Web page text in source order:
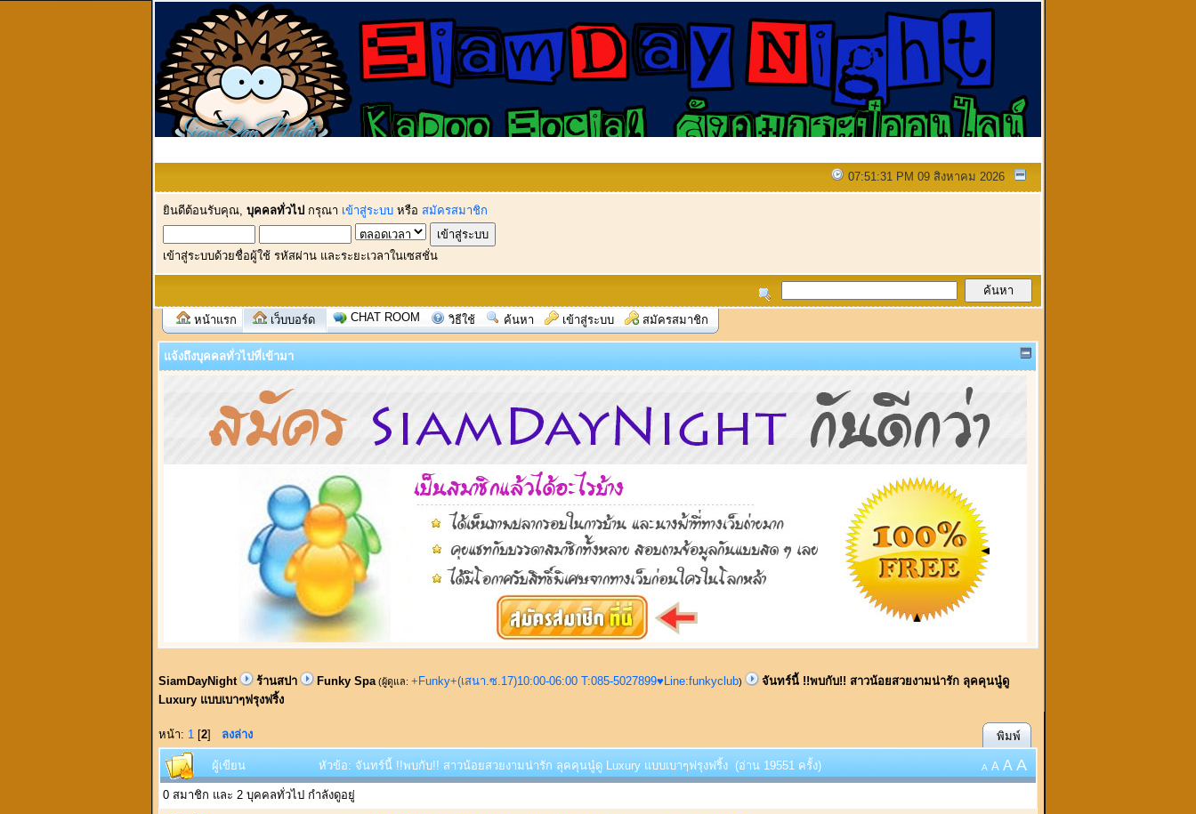
07:51:31 PM 09 สิงหาคม 2026
ยินดีต้อนรับคุณ, บุคคลทั่วไป กรุณา เข้าสู่ระบบ หรือ สมัครสมาชิก
เข้าสู่ระบบด้วยชื่อผู้ใช้ รหัสผ่าน และระยะเวลาในเซสชั่น
หน้าแรก เว็บบอร์ด CHAT ROOM วิธีใช้ ค้นหา เข้าสู่ระบบ สมัครสมาชิก
แจ้งถึงบุคคลทั่วไปที่เข้ามา
SiamDayNight ร้านสปา Funky Spa (ผู้ดูแล: +Funky+(เสนา.ซ.17)10:00-06:00 T:085-5027899♥Line:funkyclub)
จันทร์นี้ !!พบกับ!! สาวน้อยสวยงามน่ารัก ลุคคุนนู๋ดู
Luxury แบบเบาๆฟรุงฟริ้ง
หน้า: 1 [2] ลงล่าง พิมพ์
ผู้เขียน หัวข้อ: จันทร์นี้ !!พบกับ!! สาวน้อยสวยงามน่ารัก ลุคคุนนู๋ดู Luxury แบบเบาๆฟรุงฟริ้ง (อ่าน 19551 ครั้ง) A A A A
0 สมาชิก และ 2 บุคคลทั่วไป กำลังดูอยู่